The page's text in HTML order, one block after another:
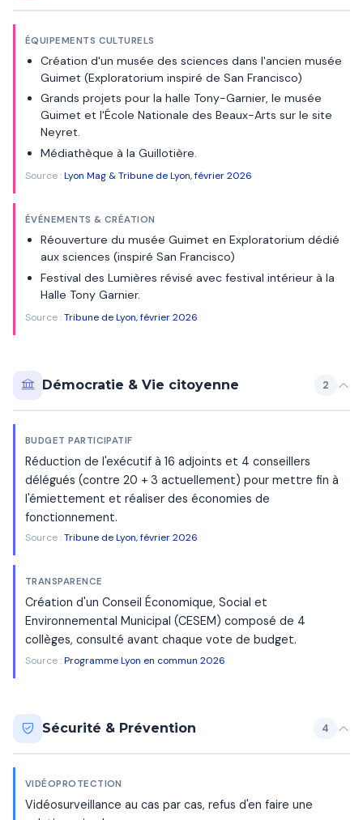
ÉQUIPEMENTS CULTURELS
Création d'un musée des sciences dans l'ancien musée
Guimet (Exploratorium inspiré de San Francisco)
Grands projets pour la halle Tony-Garnier, le musée
Guimet et l'École Nationale des Beaux-Arts sur le site
Neyret.
Médiathèque à la Guillotière.
Source :Lyon Mag & Tribune de Lyon, février 2026
ÉVÉNEMENTS & CRÉATION
Réouverture du musée Guimet en Exploratorium dédié
aux sciences (inspiré San Francisco)
Festival des Lumières révisé avec festival intérieur à la
Halle Tony Garnier.
Source :Tribune de Lyon, février 2026
Démocratie & Vie citoyenne 2
BUDGET PARTICIPATIF
Réduction de l'exécutif à 16 adjoints et 4 conseillers
délégués (contre 20 + 3 actuellement) pour mettre fin à
l'émiettement et réaliser des économies de
fonctionnement.
Source :Tribune de Lyon, février 2026
TRANSPARENCE
Création d'un Conseil Économique, Social et
Environnemental Municipal (CESEM) composé de 4
collèges, consulté avant chaque vote de budget.
Source :Programme Lyon en commun 2026
Sécurité & Prévention 4
VIDÉOPROTECTION
Vidéosurveillance au cas par cas, refus d'en faire une